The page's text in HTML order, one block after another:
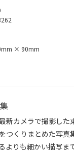
× 90mm
新カメラで撮影した
つくりまとめた写真
よりも細かい描写ま